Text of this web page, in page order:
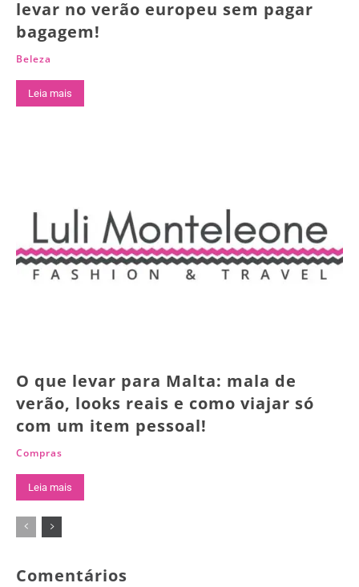
levar no verão europeu sem pagar
bagagem!
Beleza
Leia mais
O que levar para Malta: mala de
verão, looks reais e como viajar só
com um item pessoal!
Compras
Leia mais
Comentários